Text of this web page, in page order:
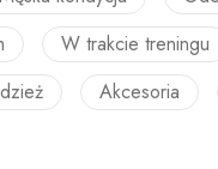
W trakcie treningu
Akcesoria